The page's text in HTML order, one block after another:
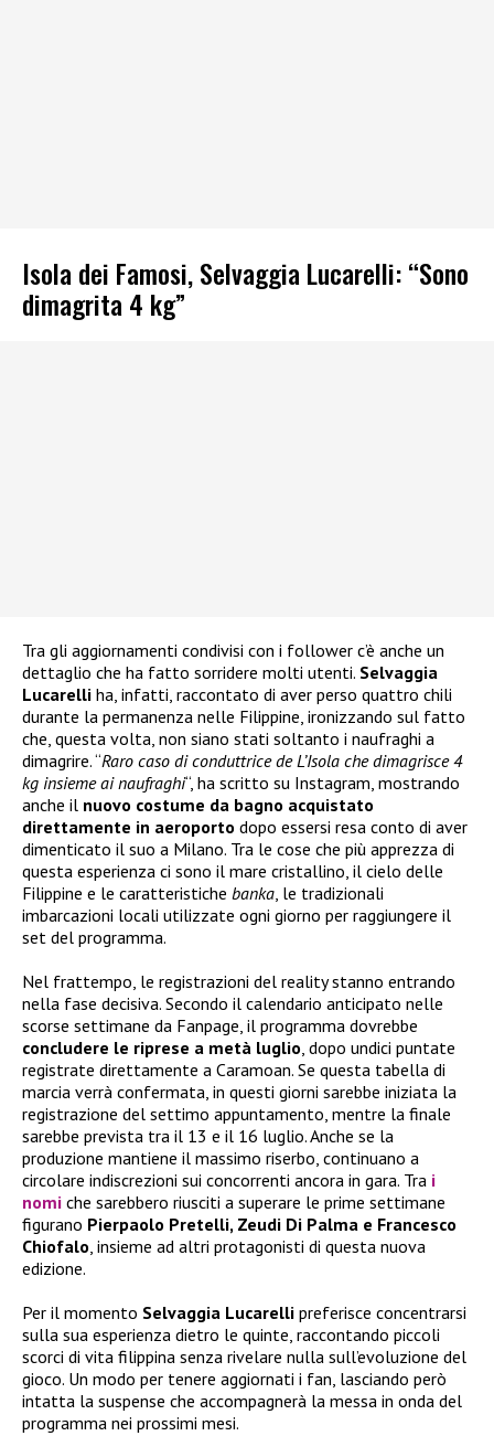
Isola dei Famosi, Selvaggia Lucarelli: “Sono
dimagrita 4 kg”
Tra gli aggiornamenti condivisi con i follower c’è anche un
dettaglio che ha fatto sorridere molti utenti. Selvaggia
Lucarelli ha, infatti, raccontato di aver perso quattro chili
durante la permanenza nelle Filippine, ironizzando sul fatto
che, questa volta, non siano stati soltanto i naufraghi a
dimagrire. “Raro caso di conduttrice de L’Isola che dimagrisce 4
kg insieme ai naufraghi“, ha scritto su Instagram, mostrando
anche il nuovo costume da bagno acquistato
direttamente in aeroporto dopo essersi resa conto di aver
dimenticato il suo a Milano. Tra le cose che più apprezza di
questa esperienza ci sono il mare cristallino, il cielo delle
Filippine e le caratteristiche banka, le tradizionali
imbarcazioni locali utilizzate ogni giorno per raggiungere il
set del programma.
Nel frattempo, le registrazioni del reality stanno entrando
nella fase decisiva. Secondo il calendario anticipato nelle
scorse settimane da Fanpage, il programma dovrebbe
concludere le riprese a metà luglio, dopo undici puntate
registrate direttamente a Caramoan. Se questa tabella di
marcia verrà confermata, in questi giorni sarebbe iniziata la
registrazione del settimo appuntamento, mentre la finale
sarebbe prevista tra il 13 e il 16 luglio. Anche se la
produzione mantiene il massimo riserbo, continuano a
circolare indiscrezioni sui concorrenti ancora in gara. Tra i
nomi che sarebbero riusciti a superare le prime settimane
figurano Pierpaolo Pretelli, Zeudi Di Palma e Francesco
Chiofalo, insieme ad altri protagonisti di questa nuova
edizione.
Per il momento Selvaggia Lucarelli preferisce concentrarsi
sulla sua esperienza dietro le quinte, raccontando piccoli
scorci di vita filippina senza rivelare nulla sull’evoluzione del
gioco. Un modo per tenere aggiornati i fan, lasciando però
intatta la suspense che accompagnerà la messa in onda del
programma nei prossimi mesi.